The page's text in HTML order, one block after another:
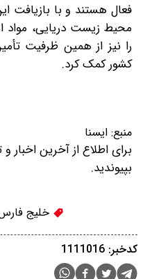
فعال هستند و با بازیافت
محیط زیست دریایی، مواد
را نیز از همین ظرفیت
کشور کمک کرد.
منبع: ایسنا
برای اطلاع از آخرین اخبار
بپیوندید.
خلیج
کدخبر: 1111016